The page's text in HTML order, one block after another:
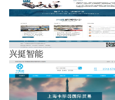
兴挺智能